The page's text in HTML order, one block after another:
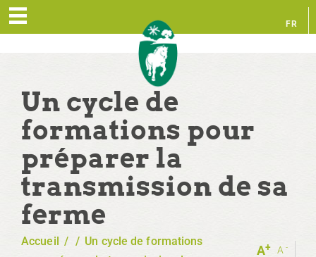
FR
Un cycle de
formations pour
préparer la
transmission de sa
ferme
-
A
+
A
Accueil / / Un cycle de formations